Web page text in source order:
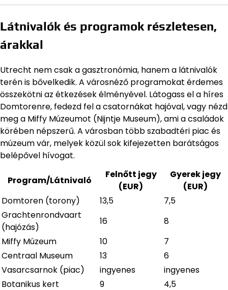
Látnivalók és programok részletesen,
árakkal
Utrecht nem csak a gasztronómia, hanem a látnivalók
terén is bővelkedik. A városnéző programokat érdemes
összekötni az étkezések élményével. Látogass el a híres
Domtorenre, fedezd fel a csatornákat hajóval, vagy nézd
meg a Miffy Múzeumot (Nijntje Museum), ami a családok
körében népszerű. A városban több szabadtéri piac és
múzeum vár, melyek közül sok kifejezetten barátságos
belépővel hívogat.
Program/Látnivaló
Felnőtt jegy
(EUR)
Gyerek jegy
(EUR)
Domtoren (torony)
13,5
7,5
Grachtenrondvaart
(hajózás)
16
8
Miffy Múzeum
10
7
Centraal Museum
13
6
Vasarcsarnok (piac)
ingyenes
ingyenes
Botanikus kert
9 4,5